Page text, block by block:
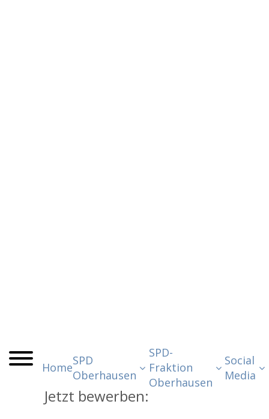
Home
SPD
Oberhausen
SPD-
Fraktion
Oberhausen
Social
Media
Jetzt bewerben: